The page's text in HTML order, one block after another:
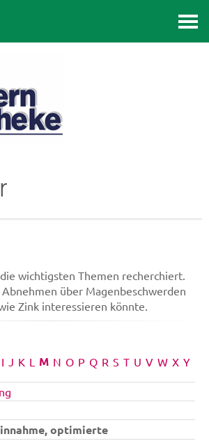
wichtigsten Themen recherchiert.
über Magenbeschwerden
Zink interessieren könnte.
I J K L M N O P Q R S T U V W X Y
optimierte